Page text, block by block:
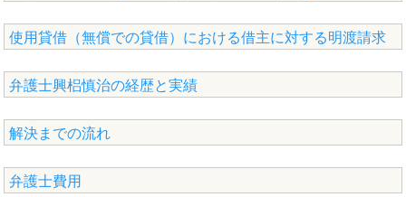
使用貸借（無償での貸借）における借主に対する明渡請求
弁護士興梠慎治の経歴と実績
解決までの流れ
弁護士費用